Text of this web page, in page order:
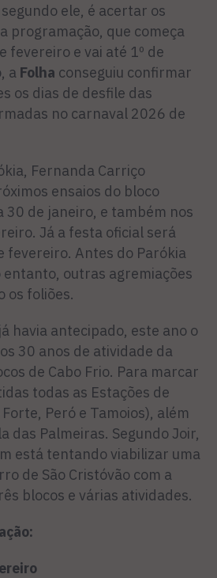
ele, é acertar os
programação, que começa
fevereiro e vai até 1º de
a Folha conseguiu confirmar
os dias de desfile das
no carnaval 2026 de
Fernanda Carriço
ensaios do bloco
30 de janeiro, e também nos
Já a festa oficial será
fevereiro. Antes do Parókia
entanto, outras agremiações
os foliões.
já havia antecipado, este ano o
30 anos de atividade da
de Cabo Frio. Para marcar
todas as Estações de
Peró e Tamoios), além
das Palmeiras. Segundo Joir,
está tentando viabilizar uma
de São Cristóvão com a
blocos e várias atividades.